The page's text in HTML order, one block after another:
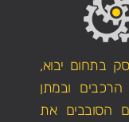
בתחום יבוא,
ובמתן
הסובבים את